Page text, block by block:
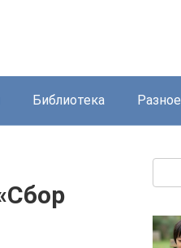
Библиотека Разное